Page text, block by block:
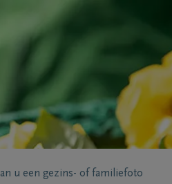
u een gezins- of familiefoto